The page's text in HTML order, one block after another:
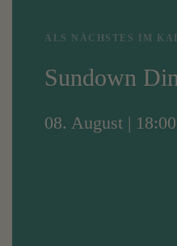
ALS NÄCHSTES IM
Sundown
08. August |